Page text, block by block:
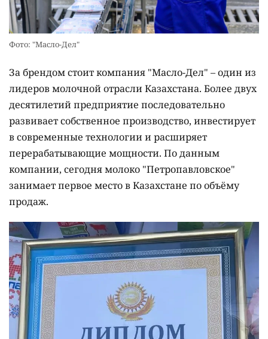
Фото: "Масло-Дел"
За брендом стоит компания "Масло-Дел" – один из
лидеров молочной отрасли Казахстана. Более двух
десятилетий предприятие последовательно
развивает собственное производство, инвестирует
в современные технологии и расширяет
перерабатывающие мощности. По данным
компании, сегодня молоко "Петропавловское"
занимает первое место в Казахстане по объёму
продаж.